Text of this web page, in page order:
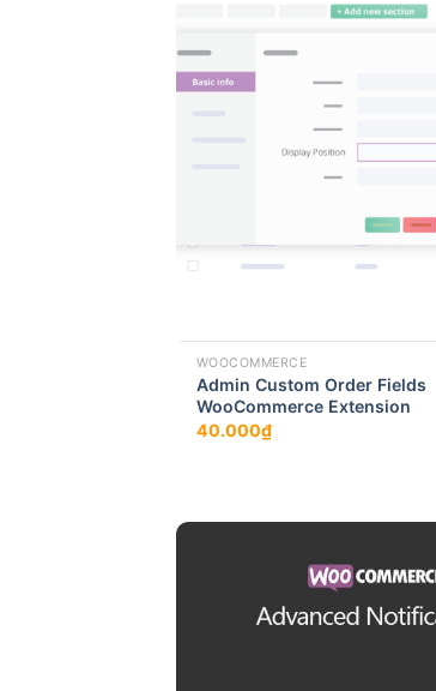
WOOCOMMERCE
Admin Custom Order Fields
WooCommerce Extension
40.000₫